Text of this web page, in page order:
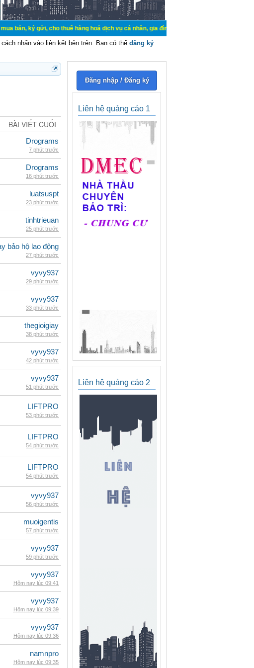
cho thuê hàng hoá dịch vụ cá nhân, gia đình. Mua bán, ký gửi, cho thuê thiết bị
cách nhấn vào liên kết bên trên. Bạn có thể đăng ký
BÀI VIẾT CUỐI
Drograms
7 phút trước
Drograms
16 phút trước
luatsuspt
23 phút trước
tinhtrieuan
25 phút trước
bảo hộ lao động
27 phút trước
vyvy937
29 phút trước
vyvy937
33 phút trước
thegioigiay
38 phút trước
vyvy937
42 phút trước
vyvy937
51 phút trước
LIFTPRO
53 phút trước
LIFTPRO
54 phút trước
LIFTPRO
54 phút trước
vyvy937
56 phút trước
muoigentis
57 phút trước
vyvy937
59 phút trước
vyvy937
Hôm nay lúc 09:41
vyvy937
Hôm nay lúc 09:39
vyvy937
Hôm nay lúc 09:36
namnpro
Hôm nay lúc 09:35
Đăng nhập / Đăng ký
Liên hệ quảng cáo 1
Liên hệ quảng cáo 2